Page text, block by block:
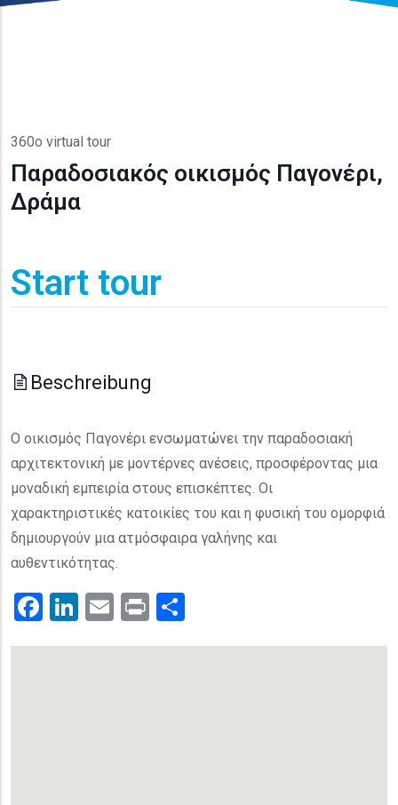
360o virtual tour
Παραδοσιακός οικισμός Παγονέρι,
Δράμα
Start tour
Beschreibung
Ο οικισμός Παγονέρι ενσωματώνει την παραδοσιακή
αρχιτεκτονική με μοντέρνες ανέσεις, προσφέροντας μια
μοναδική εμπειρία στους επισκέπτες. Οι
χαρακτηριστικές κατοικίες του και η φυσική του ομορφιά
δημιουργούν μια ατμόσφαιρα γαλήνης και
αυθεντικότητας.
Facebook
LinkedIn
Email
Print